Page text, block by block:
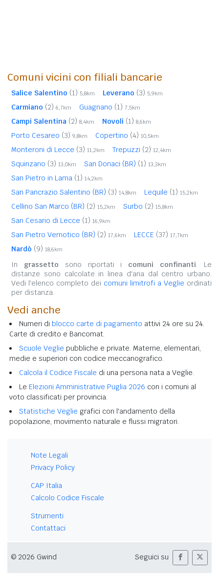
Comuni vicini con filiali bancarie
Salice Salentino (1) 5,8km Leverano (3) 5,9km
Carmiano (2) 6,7km Guagnano (1) 7,5km
Campi Salentina (2) 8,4km Novoli (1) 8,6km
Porto Cesareo (3) 9,8km Copertino (4) 10,5km
Monteroni di Lecce (3) 11,2km Trepuzzi (2) 12,4km
Squinzano (3) 13,0km San Donaci (BR) (1) 13,3km
San Pietro in Lama (1) 14,2km
San Pancrazio Salentino (BR) (3) 14,8km Lequile (1) 15,2km
Cellino San Marco (BR) (2) 15,2km Surbo (2) 15,8km
San Cesario di Lecce (1) 16,9km
San Pietro Vernotico (BR) (2) 17,6km LECCE (37) 17,7km
Nardò (9) 18,6km
In grassetto sono riportati i comuni confinanti. Le
distanze sono calcolate in linea d'aria dal centro urbano.
Vedi l'elenco completo dei comuni limitrofi a Veglie ordinati
per distanza.
Vedi anche
Numeri di blocco carte di pagamento attivi 24 ore su 24.
Carte di credito e Bancomat.
Scuole Veglie pubbliche e private. Materne, elementari,
medie e superiori con codice meccanografico.
Calcola il Codice Fiscale di una persona nata a Veglie.
Le Elezioni Amministrative Puglia 2026 con i comuni al
voto classificati per provincia.
Statistiche Veglie grafici con l'andamento della
popolazione, movimento naturale e flussi migratori.
Note Legali
Privacy Policy
CAP Italia
Calcolo Codice Fiscale
Strumenti
Contattaci
© 2026 Gwind Seguici su